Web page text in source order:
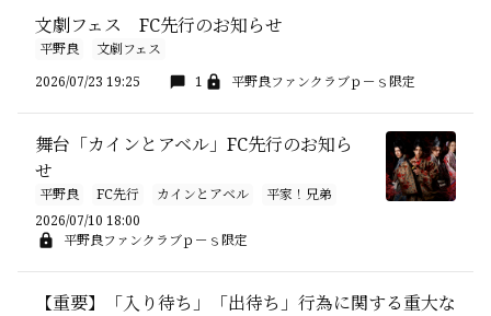
文劇フェス FC先行のお知らせ
平野良
文劇フェス
2026/07/23 19:25
1 平野良ファンクラブｐ－ｓ限定
舞台「カインとアベル」FC先行のお知ら
せ
平野良 FC先行 カインとアベル
平家！兄弟
2026/07/10 18:00
平野良ファンクラブｐ－ｓ限定
【重要】「入り待ち」「出待ち」行為に関する重大な